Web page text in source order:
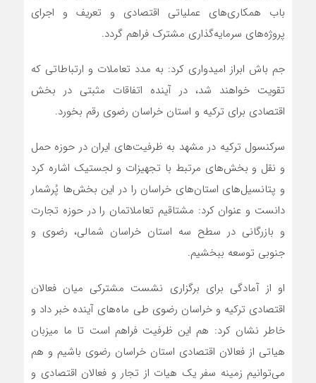
باب همکاری‌های عملیاتی اقتصادی و تعریف و اجرای
پروژه‌های سرمایه‌گذاری مشترک فراهم گردد.
جم باش ابراز امیدواری کرد: به مدد تعاملات و ارتباطاتی که
تقویت خواهند شد، در آینده اتفاقات مثبتی در بخش
اقتصادی برای ترکیه و استان خراسان رضوی رقم بخورد.
سرکنسول ترکیه در مشهد به ظرفیت‌های ایران در حوزه حمل
و نقل و بخش‌های مرتبط با تجهیزات و لجستیک اشاره کرد
و پتانسیل‌های استان‌های خراسان را در این بخش‌ها پُرشمار
دانست و عنوان کرد: مشتاقیم تعاملاتمان را در حوزه تجارت
و بازرگانی در سطح سه استان‌ خراسان شمالی، رضوی و
جنوبی توسعه ببخشیم.
او از آمادگی برای برگزاری نشست مشترکی میان فعالان
اقتصادی ترکیه و خراسان رضوی طی ماه‌های آینده خبر داد و
خاطر نشان کرد: هم این ظرفیت فراهم است تا ما میزبان
هیاتی از فعالان اقتصادی استان خراسان رضوی باشیم و هم
می‌توانیم زمینه سفر یک هیات از تجار و فعالان اقتصادی و